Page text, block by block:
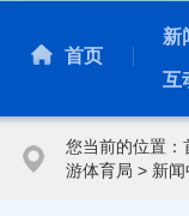
首页
新
互
您当前的位置：
游体育局 > 新